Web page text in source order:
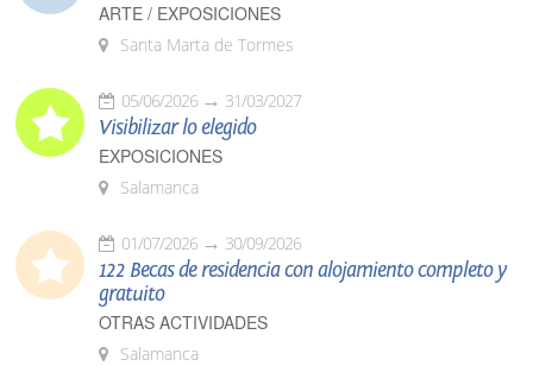
ARTE / EXPOSICIONES
Santa Marta de Tormes
05/06/2026 31/03/2027
Visibilizar lo elegido
EXPOSICIONES
Salamanca
01/07/2026 30/09/2026
122 Becas de residencia con alojamiento completo y
gratuito
OTRAS ACTIVIDADES
Salamanca